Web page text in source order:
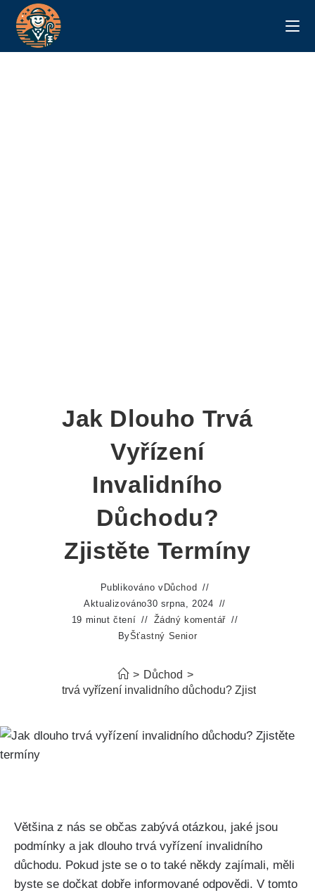
Jak Dlouho Trvá
Vyřízení
Invalidního
Důchodu?
Zjistěte Termíny
Publikováno v Důchod
Aktualizováno30 srpna, 2024
19 minut čtení
Žádný komentář
ByŠťastný Senior
> Důchod >
Jak dlouho trvá vyřízení invalidního důchodu? Zjistěte termíny
Většina z nás se občas zabývá otázkou, jaké jsou
podmínky a jak dlouho trvá vyřízení invalidního
důchodu. Pokud jste se o to také někdy zajímali, měli
byste se dočkat dobře informované odpovědi. V tomto